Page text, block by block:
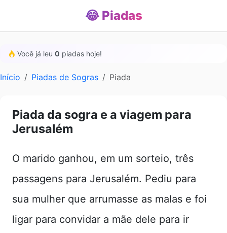
😂 Piadas
Você já leu 0 piadas hoje!
Início Piadas de Sogras Piada
Piada da sogra e a viagem para
Jerusalém
O marido ganhou, em um sorteio, três
passagens para Jerusalém. Pediu para
sua mulher que arrumasse as malas e foi
ligar para convidar a mãe dele para ir